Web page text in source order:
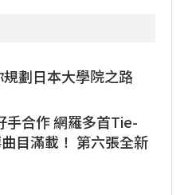
劃日本大學院之路
手合作 網羅多首Tie-
目滿載！ 第六張全新